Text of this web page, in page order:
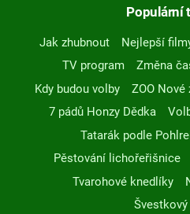
Populární
Jak zhubnout Nejlepší
TV program
Změna
Kdy budou volby
ZOO Nové
7 pádů Honzy Dědka
Tatarák podle
Pěstování lichořeřišnice
Tvarohové knedlíky